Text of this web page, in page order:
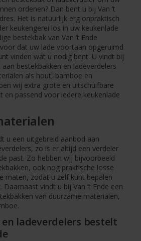
ordenen? Dan bent u bij Van ’t
Het is natuurlijk erg onpraktisch
keukengerei los in uw keukenlade
bestekbak van Van ’t Ende
dat uw lade voortaan opgeruimd
vinden wat u nodig bent. U vindt bij
bestekbakken en ladeverdelers
als hout, bamboe en
wij extra grote en uitschuifbare
en passend voor iedere keukenlade
u een uitgebreid aanbod aan
zo is er altijd een verdeler
past. Zo hebben wij bijvoorbeeld
ook nog praktische losse
maten, zodat u zelf kunt bepalen
vindt u bij Van ’t Ende een
van duurzame materialen,
ladeverdelers bestelt